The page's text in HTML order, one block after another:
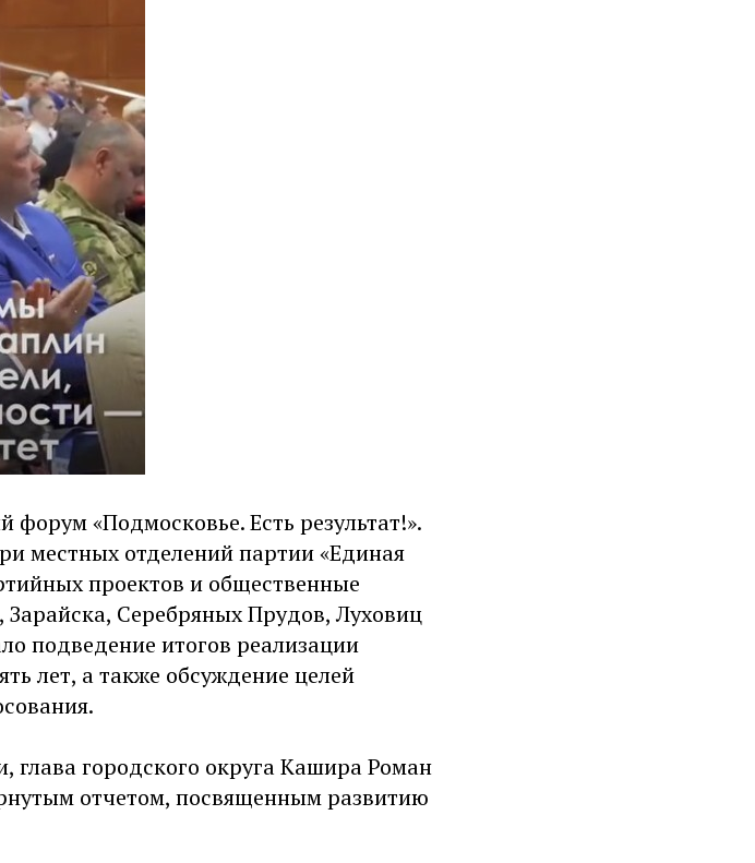
«Подмосковье. Есть результат!».
местных отделений партии «Единая
проектов и общественные
Серебряных Прудов, Луховиц
подведение итогов реализации
лет, а также обсуждение целей
глава городского округа Кашира Роман
отчетом, посвященным развитию